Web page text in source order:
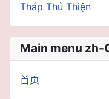
Tháp Thủ Thiện
Main menu zh-
首页